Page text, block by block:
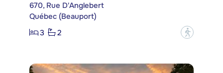
670, Rue D'Anglebert
Québec (Beauport)
3
2 ?